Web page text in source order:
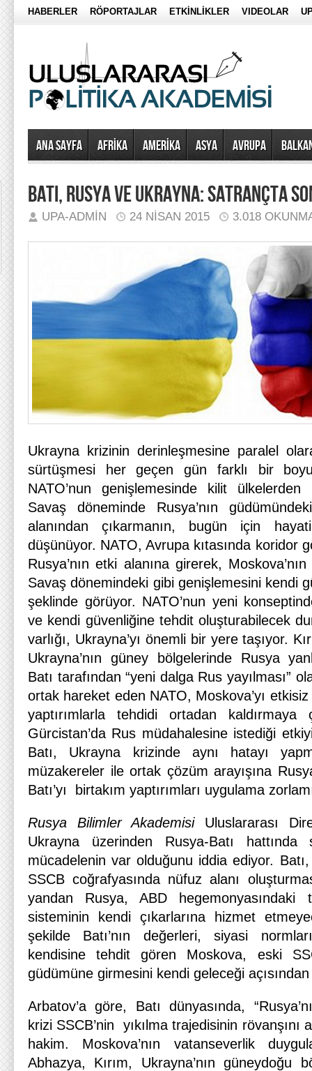
HABERLER RÖPORTAJLAR ETKİNLİKLER VIDEOLAR
Ana Sayfa AFRİKA AMERİKA ASYA AVRUPA
BATI, RUSYA VE UKRAYNA: SATRANÇTA
UPA-ADMIN 24 NISAN 2015 3.018
Ukrayna krizinin derinleşmesine paralel
sürtüşmesi her geçen gün farklı bir
NATO’nun genişlemesinde kilit
Savaş döneminde Rusya’nın
alanından çıkarmanın, bugün için
düşünüyor. NATO, Avrupa kıtasında koridor
Rusya’nın etki alanına girerek,
Savaş dönemindeki gibi genişlemesini kendi
şeklinde görüyor. NATO’nun yeni
ve kendi güvenliğine tehdit oluşturabilecek
varlığı, Ukrayna’yı önemli bir yere taşıyor.
Ukrayna’nın güney bölgelerinde Rusya
Batı tarafından “yeni dalga Rus yayılması”
ortak hareket eden NATO, Moskova’yı
yaptırımlarla tehdidi ortadan kaldırmaya
Gürcistan’da Rus müdahalesine istediği
Batı, Ukrayna krizinde aynı hatayı
müzakereler ile ortak çözüm arayışına
Batı’yı birtakım yaptırımları uygulama
Rusya Bilimler Akademisi Uluslararası
Ukrayna üzerinden Rusya-Batı
mücadelenin var olduğunu iddia ediyor. Batı,
SSCB coğrafyasında nüfuz alanı
yandan Rusya, ABD
sisteminin kendi çıkarlarına hizmet
şekilde Batı’nın değerleri, siyasi
kendisine tehdit gören Moskova, eski
güdümüne girmesini kendi geleceği açısından
Arbatov’a göre, Batı dünyasında,
krizi SSCB’nin yıkılma trajedisinin rövanşını
hakim. Moskova’nın vatanseverlik
Abhazya, Kırım, Ukrayna’nın güneydoğu